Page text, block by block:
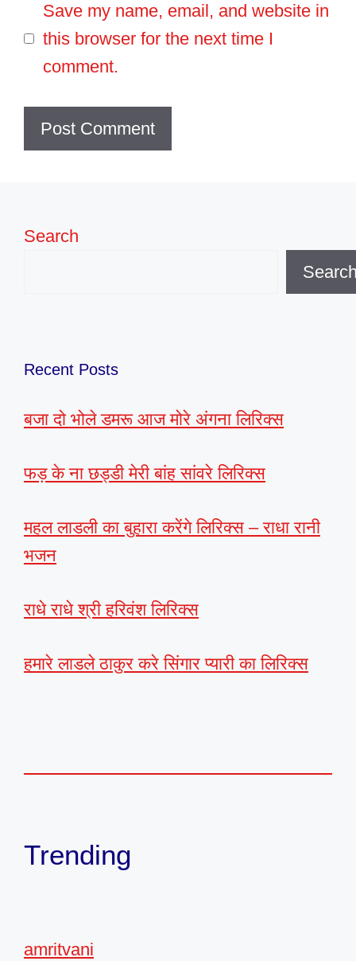
Save my name, email, and website in
this browser for the next time I
comment.
Search
Recent Posts
बजा दो भोले डमरू आज मोरे अंगना लिरिक्स
फड़ के ना छड्डी मेरी बांह सांवरे लिरिक्स
महल लाडली का बुहारा करेंगे लिरिक्स – राधा रानी
भजन
राधे राधे श्री हरिवंश लिरिक्स
हमारे लाडले ठाकुर करे सिंगार प्यारी का लिरिक्स
Trending
amritvani